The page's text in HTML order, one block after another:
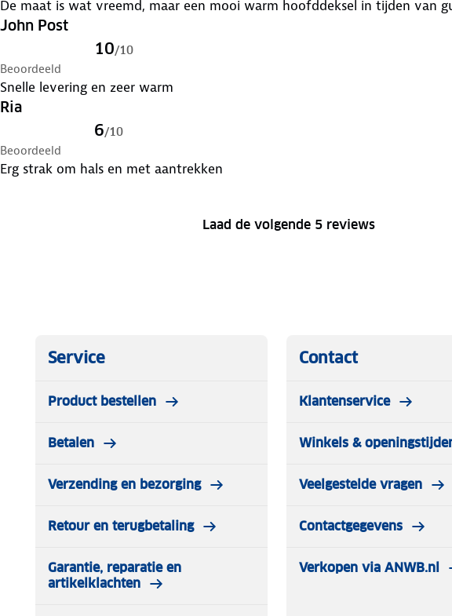
De maat is wat vreemd, maar een mooi warm hoofddeksel in tijden van
John Post
10/10
Beoordeeld
Snelle levering en zeer warm
Ria
6/10
Beoordeeld
Erg strak om hals en met aantrekken
Laad de volgende 5 reviews
Service
Product bestellen
Betalen
Verzending en bezorging
Retour en terugbetaling
Garantie, reparatie en
artikelklachten
Contact
Klantenservice
Winkels &
Veelgestelde vragen
Contactgegevens
Verkopen via ANWB.nl